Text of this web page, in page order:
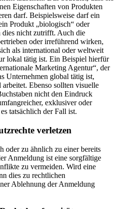
Eigenschaften von Produkten
darf. Beispielsweise darf ein
Produkt „biologisch“ oder
dies nicht zutrifft. Auch die
oder irreführend wirken,
als international oder weltweit
lokal tätig ist. Ein Beispiel hierfür
Marketing Agentur“, der
Unternehmen global tätig ist,
Ebenso sollten visuelle
nicht den Eindruck
exklusiver oder
tatsächlich der Fall ist.
verletzen
oder zu ähnlich zu einer bereits
Anmeldung ist eine sorgfältige
zu vermeiden. Wird eine
dies zu rechtlichen
Ablehnung der Anmeldung